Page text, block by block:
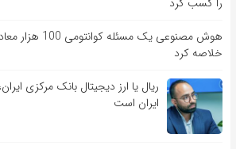
خلاصه کرد
ریال یا ارز دیجیتال بانک مرکزی
ایران است